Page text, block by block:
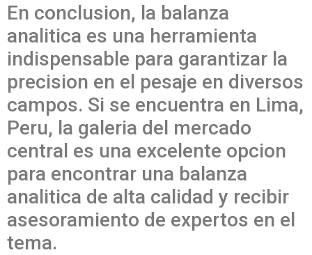
En conclusion, la balanza
analitica es una herramienta
indispensable para garantizar la
precision en el pesaje en diversos
campos. Si se encuentra en Lima,
Peru, la galeria del mercado
central es una excelente opcion
para encontrar una balanza
analitica de alta calidad y recibir
asesoramiento de expertos en el
tema.